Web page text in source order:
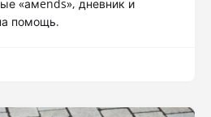
«амends», дневник и
помощь.